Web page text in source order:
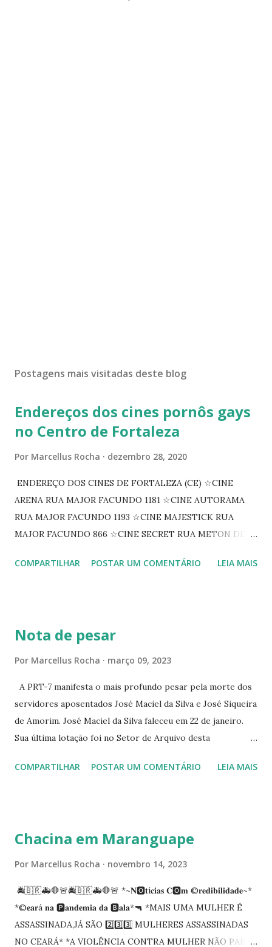
Postagens mais visitadas deste blog
Endereços dos cines pornôs gays
no Centro de Fortaleza
Por Marcellus Rocha dezembro 28, 2020
ENDEREÇO DOS CINES DE FORTALEZA (CE) ☆CINE
ARENA RUA MAJOR FACUNDO 1181 ☆CINE AUTORAMA
RUA MAJOR FACUNDO 1193 ☆CINE MAJESTICK RUA
MAJOR FACUNDO 866 ☆CINE SECRET RUA METON DE
PEIXOTO 1307 ☆CINE IRIS RUA FLORIANO PEIXOTO 1206
☆CINE VIP CLUBE RUA 24 DE MAIO 825 ☆CINE ECLIPSE
COMPARTILHAR POSTAR UM COMENTÁRIO LEIA MAIS
Nota de pesar
Por Marcellus Rocha março 09, 2023
A PRT-7 manifesta o mais profundo pesar pela morte dos
servidores aposentados José Maciel da Silva e José Siqueira
de Amorim. José Maciel da Silva faleceu em 22 de janeiro.
Sua última lotação foi no Setor de Arquivo desta
Siqueira Amorim faleceu em 28 de fevereiro e encerrou a
enquanto atuaram nesta instituição.
COMPARTILHAR POSTAR UM COMENTÁRIO LEIA MAIS
Chacina em Maranguape
Por Marcellus Rocha novembro 14, 2023
🚔🇧🇷🚑🛑🚨🚔🇧🇷🚑🛑🚨 *~𝐍🅾️𝐭í𝐜𝐢𝐚𝐬 𝐂🅾️𝐦 ©️𝐫𝐞𝐝𝐢𝐛𝐢𝐥𝐢𝐝𝐚𝐝𝐞~*
*©️𝐞𝐚𝐫á 𝐧𝐚 🅿️𝐚𝐧𝐝𝐞𝐦𝐢𝐚 𝐝𝐚 🅱️𝐚𝐥𝐚*🔫 *MAIS UMA MULHER É
ASSASSINADA,JÁ SÃO 2️⃣3️⃣3️⃣ MULHERES ASSASSINADAS
NO CEARÁ* *A VIOLÊNCIA CONTRA MULHER NÃO PARA